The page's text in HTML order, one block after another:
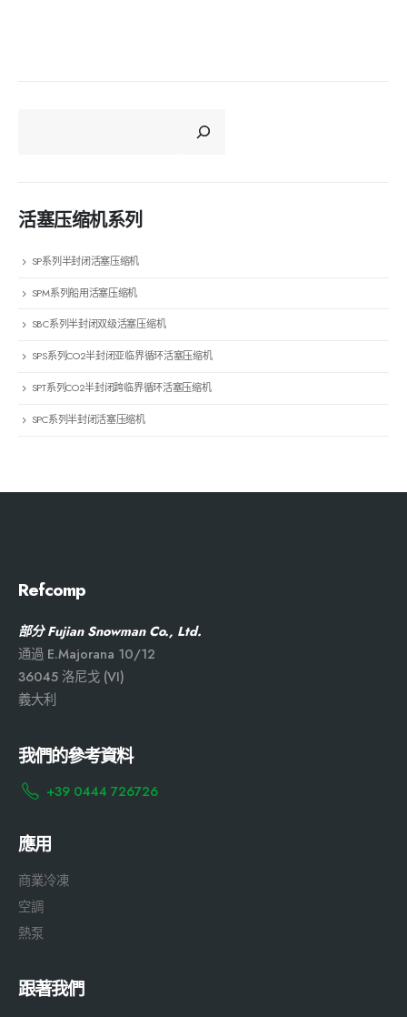
活塞压缩机系列
SP系列半封闭活塞压缩机
SPM系列船用活塞压缩机
SBC系列半封闭双级活塞压缩机
SPS系列CO2半封闭亚临界循环活塞压缩机
SPT系列CO2半封闭跨临界循环活塞压缩机
SPC系列半封闭活塞压缩机
Refcomp
部分 Fujian Snowman Co., Ltd.
通過 E.Majorana 10/12
36045 洛尼戈 (VI)
義大利
我們的參考資料
+39 0444 726726
應用
商業冷凍
空調
熱泵
跟著我們